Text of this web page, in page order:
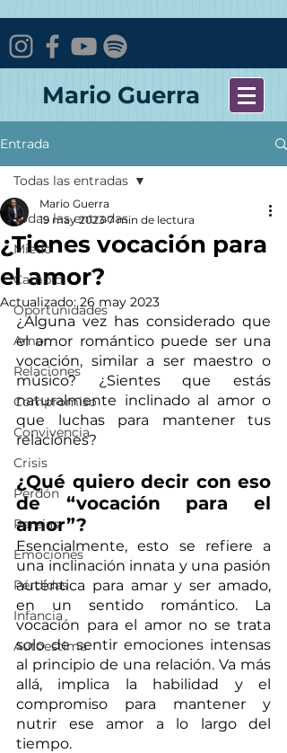
Mario Guerra
Entrada
Todas las entradas
Miedo
Cambio
Oportunidades
Amor
Relaciones
Compromiso
Convivencia
Crisis
Perdón
Parejas
Emociones
Pérdidas
Infancia
Autoestima
Todas las entradas
¿Tienes vocación para
el amor?
Mario Guerra
19 may 2023 7 min de lectura
Actualizado:26 may 2023
¿Alguna vez has considerado que
el amor romántico puede ser una
vocación, similar a ser maestro o
músico? ¿Sientes que estás
naturalmente inclinado al amor o
que luchas para mantener tus
relaciones?
¿Qué quiero decir con eso
de “vocación para el
amor”?
Esencialmente, esto se refiere a
una inclinación innata y una pasión
auténtica para amar y ser amado,
en un sentido romántico. La
vocación para el amor no se trata
solo de sentir emociones intensas
al principio de una relación. Va más
allá, implica la habilidad y el
compromiso para mantener y
nutrir ese amor a lo largo del
tiempo.